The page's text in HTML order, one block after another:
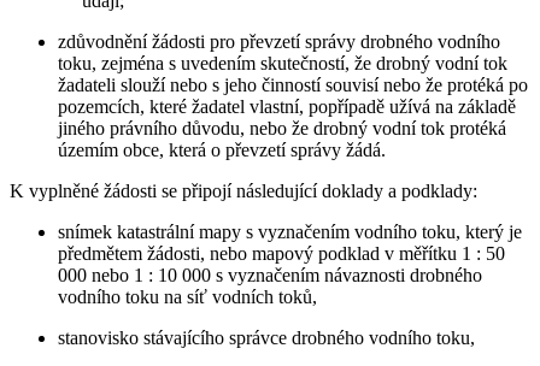
zdůvodnění žádosti pro převzetí správy drobného vodního
toku, zejména s uvedením skutečností, že drobný vodní tok
žadateli slouží nebo s jeho činností souvisí nebo že protéká po
pozemcích, které žadatel vlastní, popřípadě užívá na základě
jiného právního důvodu, nebo že drobný vodní tok protéká
územím obce, která o převzetí správy žádá.
K vyplněné žádosti se připojí následující doklady a podklady:
snímek katastrální mapy s vyznačením vodního toku, který je
předmětem žádosti, nebo mapový podklad v měřítku 1 : 50
000 nebo 1 : 10 000 s vyznačením návaznosti drobného
vodního toku na síť vodních toků,
stanovisko stávajícího správce drobného vodního toku,